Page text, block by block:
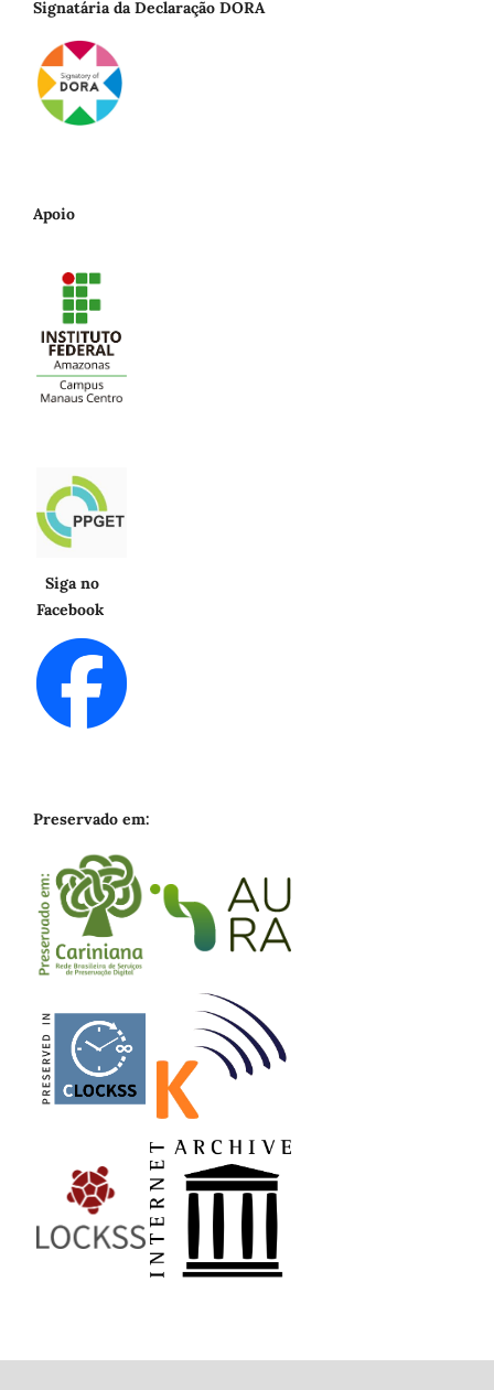
Signatária da Declaração DORA
Apoio
Siga no
Facebook
Preservado em: